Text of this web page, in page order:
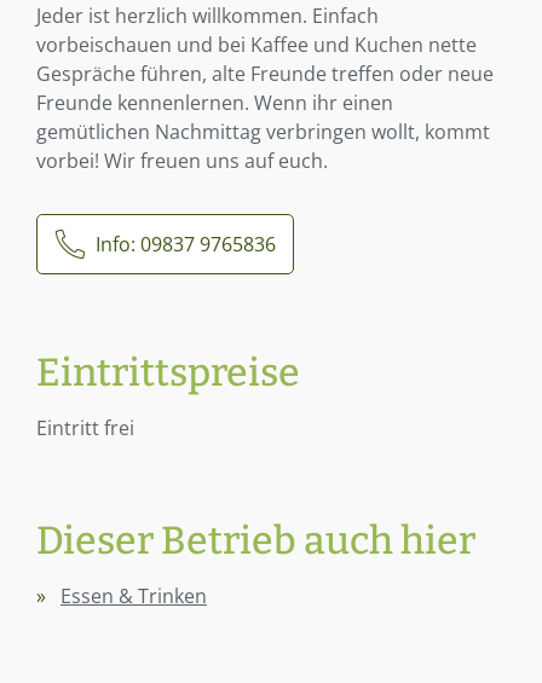
Jeder ist herzlich willkommen. Einfach
vorbeischauen und bei Kaffee und Kuchen nette
Gespräche führen, alte Freunde treffen oder neue
Freunde kennenlernen. Wenn ihr einen
gemütlichen Nachmittag verbringen wollt, kommt
vorbei! Wir freuen uns auf euch.
Info: 09837 9765836
Eintrittspreise
Eintritt frei
Dieser Betrieb auch hier
Essen & Trinken